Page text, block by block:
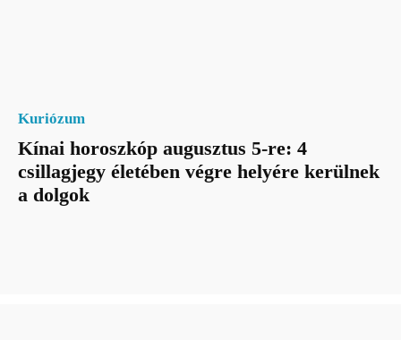
Kuriózum
Kínai horoszkóp augusztus 5-re: 4
csillagjegy életében végre helyére kerülnek
a dolgok